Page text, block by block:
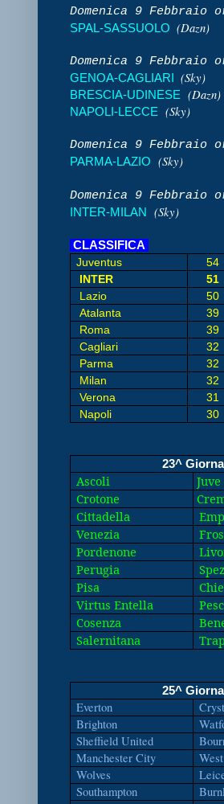
Domenica 9 Febbraio
SPAL-SASSUOLO (Dazn)
Domenica 9 Febbraio
GENOA-CAGLIARI (Sky)
BRESCIA-UDINESE (Dazn)
NAPOLI-LECCE (Sky)
Domenica 9 Febbraio
PARMA-LAZIO
(Sky)
Domenica 9 Febbraio
INTER-MILAN
(Sky)
CLASSIFICA
Juventus
54
INTER
51
Lazio
50
Atalanta
39
Roma
39
Cagliari
32
Parma
32
Milan
32
Verona
31
Napoli
30
23^
Ascoli
Crotone
Cittadella
Venezia
Pordenone
Perugia
Pisa
Virtus Entella
Cosenza
Salernitana
25^
Everton
Brighton
Sheffield United
Manchester City
Wolves
Southampton